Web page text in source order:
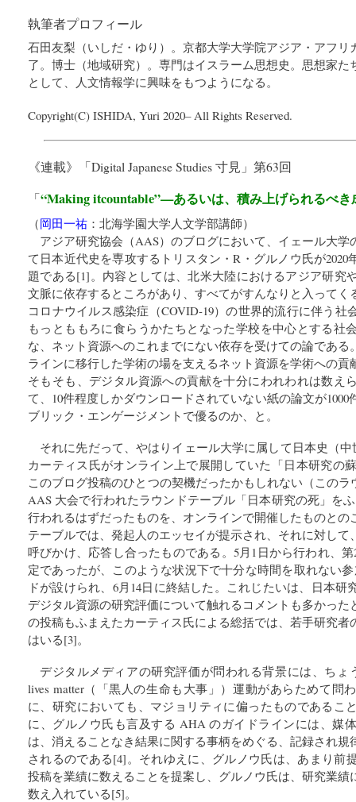
執筆者プロフィール
石田友梨（いしだ・ゆり）。京都大学大学院アジア・アフリ
了。博士（地域研究）。専門はイスラーム思想史。思想家
として、人文情報学に興味をもつようになる。
Copyright(C) ISHIDA, Yuri 2020– All Rights Reserved.
《連載》「Digital Japanese Studies 寸見 」第63回
「“Making itcountable”—あるいは、積み上げられるべき
（岡田一祐 ： 北海学園大学人文学部講師）
アジア研究協会（AAS）のブログにおいて、イェール大
て日本近代史を専攻するトリスタン・R・グルノウ氏が2020
題である[1]。内容としては、北米大陸におけるアジア研究
文脈に依存するところがあり、すべてがすんなりと入ってく
コロナウイルス感染症（COVID-19）の世界的流行に伴う社
もっとももろに食らうかたちとなった学校を中心とする社
な、ネット資源へのこれまでにない依存を受けての論であ
ラインに移行した学術の場を支えるネット資源を学術への
そもそも、デジタル資源への貢献を十分にわれわれは数え
て、10件程度しかダウンロードされていない紙の論文が
ブリック・エンゲージメントで優るのか、と。
それに先だって、やはりイェール大学に属して日本史（
カーティス氏がオンライン上で展開していた「日本研究の
このブログ投稿のひとつの契機だったかもしれない（このラ
AAS 大会で行われたラウンドテーブル「日本研究の死」を
行われるはずだったものを、オンラインで開催したものとの
テーブルでは、発起人のエッセイが提示され、それに対し
呼びかけ、応答し合ったものである。5月1日から行われ、
定であったが、このような状況下で十分な時間を取れない
ドが設けられ、6月14日に終結した。これじたいは、日本研
デジタル資源の研究評価について触れるコメントも多かっ
の投稿もふまえたカーティス氏による総括では、若手研究者
はいる[3]。
デジタルメディアの研究評価が問われる背景には、ちょ
lives matter（「黒人の生命も大事」）運動があらためて問
に、研究においても、マジョリティに偏ったものであるこ
に、グルノウ氏も言及する AHA のガイドラインには、媒
は、消えることなき結果に関する事柄をめぐる、記録され
されるのである[4]。それゆえに、グルノウ氏は、あまり前
投稿を業績に数えることを提案し、グルノウ氏は、研究業績
数え入れている[5]。